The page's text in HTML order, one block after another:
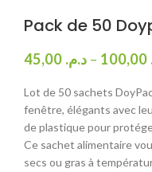
Pack de 50
د.م. –
Lot de 50 sachets
fenêtre, élégants avec
de plastique pour
Ce sachet alimentaire
secs ou gras à